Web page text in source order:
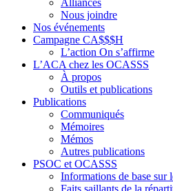
Alliances
Nous joindre
Nos événements
Campagne CA$$$H
L’action On s’affirme
L’ACA chez les OCASSS
À propos
Outils et publications
Publications
Communiqués
Mémoires
Mémos
Autres publications
PSOC et OCASSS
Informations de base sur
Faits saillants de la